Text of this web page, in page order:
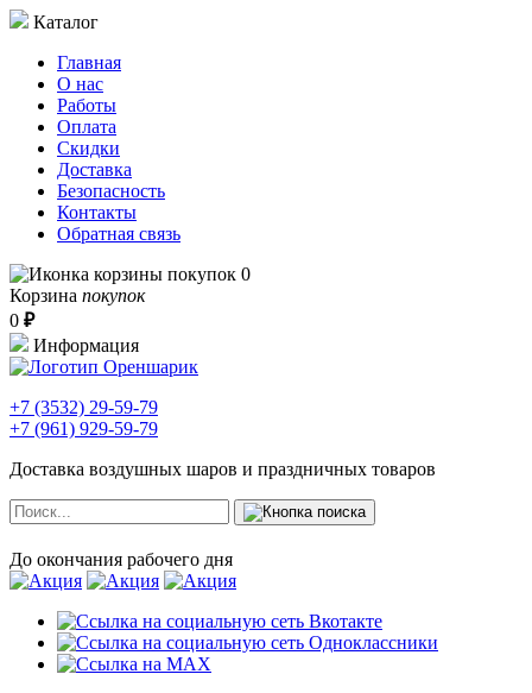
Каталог
Главная
О нас
Работы
Оплата
Скидки
Доставка
Безопасность
Контакты
Обратная связь
0
Корзина покупок
0 ₽
Информация
+7 (3532) 29-59-79
+7 (961) 929-59-79
Доставка воздушных шаров и праздничных товаров
До окончания рабочего дня